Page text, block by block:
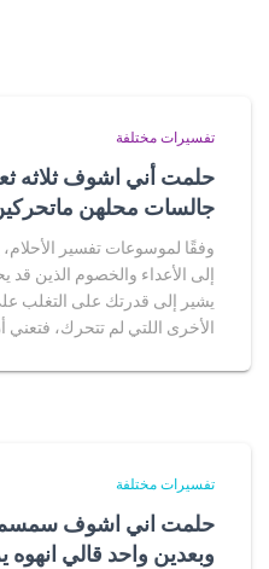
تفسيرات مختلفة
حلمت أني اشوف ثلاثه
جالسات محلهن
وفقًا لموسوعات تفسير الأحلام،
إلى الأعداء والخصوم الذين قد
يشير إلى قدرتك على التغلب على
الأخرى اللتي لم تتحرك، فتعني
تفسيرات مختلفة
حلمت اني اشوف سمسم
وبعدين واحد قالي انهوه